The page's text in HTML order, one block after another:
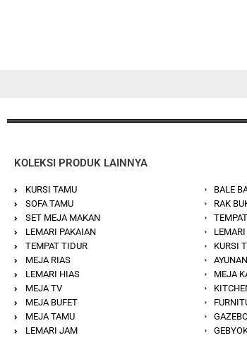
KOLEKSI PRODUK LAINNYA
KURSI TAMU
SOFA TAMU
SET MEJA MAKAN
LEMARI PAKAIAN
TEMPAT TIDUR
MEJA RIAS
LEMARI HIAS
MEJA TV
MEJA BUFET
MEJA TAMU
LEMARI JAM
BALE
RAK
KURSI
AYUNAN
MEJA